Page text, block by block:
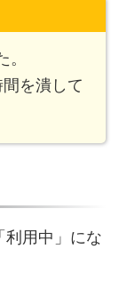
を潰して
利用中」にな